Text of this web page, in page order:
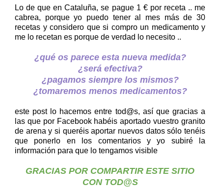
Lo de que en Cataluña, se pague 1 € por receta .. me
cabrea, porque yo puedo tener al mes más de 30
recetas y considero que si compro un medicamento y
me lo recetan es porque de verdad lo necesito ..
¿qué os parece esta nueva medida?
¿será efectiva?
¿pagamos siempre los mismos?
¿tomaremos menos medicamentos?
este post lo hacemos entre tod@s, así que gracias a
las que por Facebook habéis aportado vuestro granito
de arena y si queréis aportar nuevos datos sólo tenéis
que ponerlo en los comentarios y yo subiré la
información para que lo tengamos visible
GRACIAS POR COMPARTIR ESTE SITIO
CON TOD@S